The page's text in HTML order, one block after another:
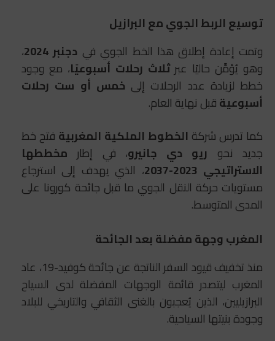
توسيع الربط الجوي مع البرازيل
وتمت إعادة إطلاق هذا الخط الجوي في دجنبر 2024
،
وهو يُؤمَّن حاليًا عبرثلاث رحلات أسبوعيًا، مع وجود
خطط لزيادة عدد الرحلات إلىخمس أو ست رحلات
أسبوعيةقبل نهاية العام.
كما تدرس شركة الخطوط الملكية المغربية فتح خط
جديد نحو ريو دي جانيرو، في إطار مخططها
الاستراتيجي 2023-2037
، الذي يهدف إلى استرجاع
مستويات حركة النقل الجوي ما قبل جائحة كورونا على
المدى المتوسط.
المغرب وجهة مفضلة بعد الجائحة
منذ تخفيف قيود السفر الناتجة عن جائحة كوفيد-19، عاد
المغرب ليتصدر قائمة الوجهات المفضلة لدى السياح
البرازيليين، الذين يُعجبون بالغنى الثقافي والتاريخي للبلاد
وجودة بنيتها السياحية.